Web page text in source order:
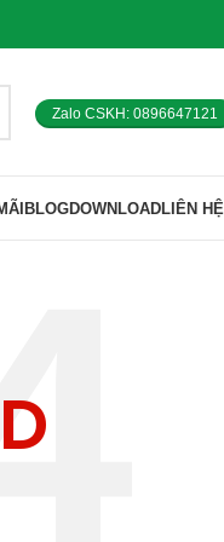
Zalo CSKH: 0896647121
BLOGDOWNLOADLIÊN HỆ